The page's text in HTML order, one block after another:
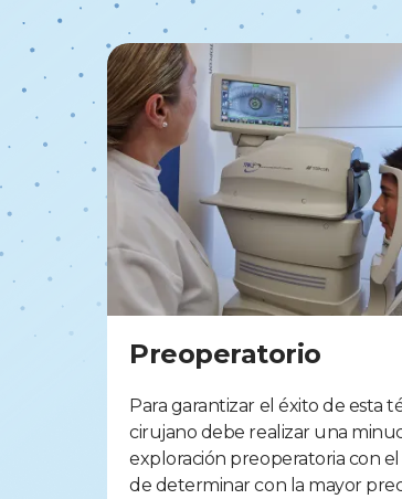
Preoperatorio
Para garantizar el éxito de esta
cirujano debe realizar una
exploración preoperatoria con
de determinar con la mayor